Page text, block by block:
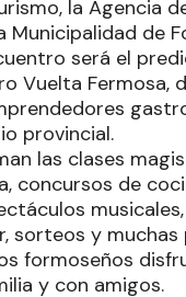
la Agencia
Municipalidad de
será el
Vuelta Fermosa,
provincial.
las clases
concursos de
sorteos y
formoseños
y con amigos.